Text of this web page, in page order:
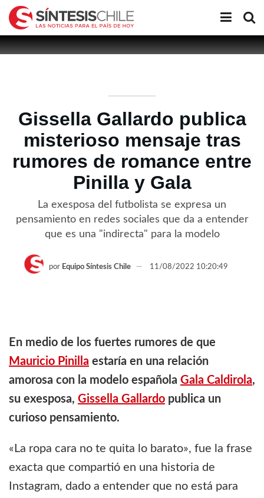
Gissella Gallardo publica
misterioso mensaje tras
rumores de romance entre
Pinilla y Gala
La exesposa del futbolista se expresa un
pensamiento en redes sociales que da a entender
que es una "indirecta" para la modelo
por Equipo Síntesis Chile 11/08/2022 10:20:49
En medio de los fuertes rumores de que
Mauricio Pinilla estaría en una relación
amorosa con la modelo española Gala Caldirola,
su exesposa, Gissella Gallardo publica un
curioso pensamiento.
«La ropa cara no te quita lo barato», fue la frase
exacta que compartió en una historia de
Instagram, dado a entender que no está para